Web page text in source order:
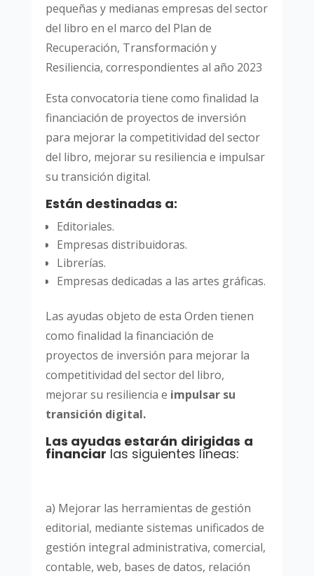
pequeñas y medianas empresas del sector
del libro en el marco del Plan de
Recuperación, Transformación y
Resiliencia, correspondientes al año 2023
Esta convocatoria tiene como finalidad la
financiación de proyectos de inversión
para mejorar la competitividad del sector
del libro, mejorar su resiliencia e impulsar
su transición digital.
Están destinadas a:
Editoriales.
Empresas distribuidoras.
Librerías.
Empresas dedicadas a las artes gráficas.
Las ayudas objeto de esta Orden tienen
como finalidad la financiación de
proyectos de inversión para mejorar la
competitividad del sector del libro,
mejorar su resiliencia e impulsar su
transición digital.
Las ayudas estarán dirigidas a
financiar las siguientes líneas:
a) Mejorar las herramientas de gestión
editorial, mediante sistemas unificados de
gestión integral administrativa, comercial,
contable, web, bases de datos, relación